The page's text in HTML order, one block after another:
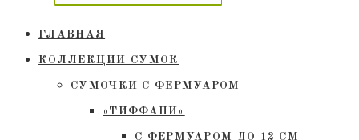
ВЕБ-
ГЛАВНАЯ
КОЛЛЕКЦИИ СУМОК
СУМОЧКИ C ФЕРМУАРОМ
«ТИФФАНИ»
С ФЕРМУАРОМ ДО 12 СМ